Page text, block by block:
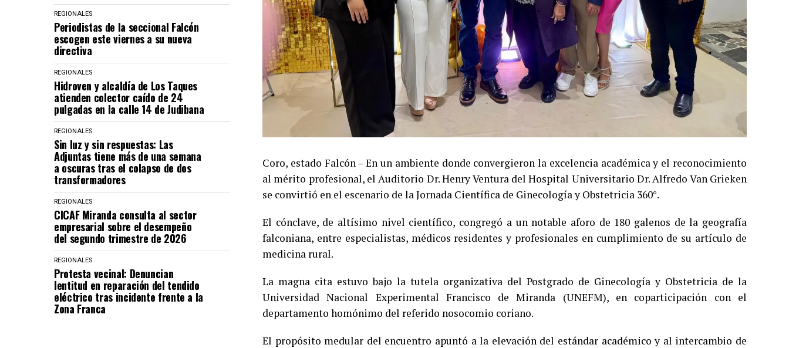
REGIONALES
Periodistas de la seccional Falcón
escogen este viernes a su nueva
directiva
REGIONALES
Hidroven y alcaldía de Los Taques
atienden colector caído de 24
pulgadas en la calle 14 de Judibana
REGIONALES
Sin luz y sin respuestas: Las
Adjuntas tiene más de una semana
a oscuras tras el colapso de dos
transformadores
REGIONALES
CICAF Miranda consulta al sector
empresarial sobre el desempeño
del segundo trimestre de 2026
REGIONALES
Protesta vecinal: Denuncian
lentitud en reparación del tendido
eléctrico tras incidente frente a la
Zona Franca
Coro, estado Falcón – En un ambiente donde convergieron la excelencia académica y el reconocimiento
al mérito profesional, el Auditorio Dr. Henry Ventura del Hospital Universitario Dr. Alfredo Van Grieken
se convirtió en el escenario de la Jornada Científica de Ginecología y Obstetricia 360°.
El cónclave, de altísimo nivel científico, congregó a un notable aforo de 180 galenos de la geografía
falconiana, entre especialistas, médicos residentes y profesionales en cumplimiento de su artículo de
medicina rural.
La magna cita estuvo bajo la tutela organizativa del Postgrado de Ginecología y Obstetricia de la
Universidad Nacional Experimental Francisco de Miranda (UNEFM), en coparticipación con el
departamento homónimo del referido nosocomio coriano.
El propósito medular del encuentro apuntó a la elevación del estándar académico y al intercambio de